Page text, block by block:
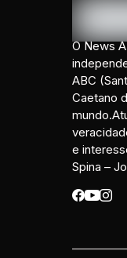
O News
ABC
Caetano
e
Spina –